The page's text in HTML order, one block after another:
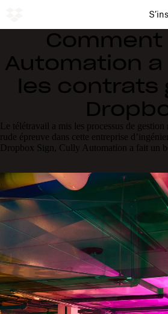
Comment
Automation
les contrats
Le télétravail a mis les processus de
rude épreuve dans cette entreprise
Dropbox Sign, Cully Automation a fait un